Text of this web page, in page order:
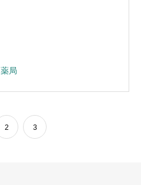
薬局
2 3